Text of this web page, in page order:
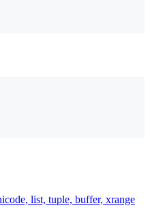
list, tuple, buffer, xrange